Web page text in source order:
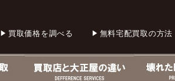
買取価格を調べる 無料宅配買取の方法